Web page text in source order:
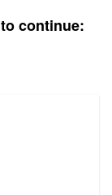
continue: